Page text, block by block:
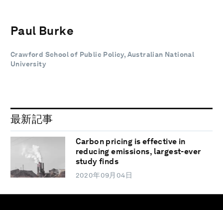
Paul Burke
Crawford School of Public Policy, Australian National
University
最新記事
Carbon pricing is effective in
reducing emissions, largest-ever
study finds
2020年09月04日